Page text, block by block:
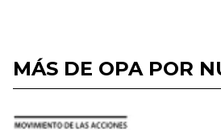
MÁS DE OPA POR